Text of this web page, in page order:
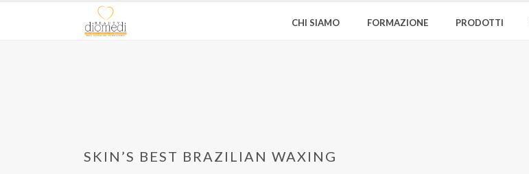
CHI SIAMO FORMAZIONE PRODOTTI
SKIN’S BEST BRAZILIAN WAXING